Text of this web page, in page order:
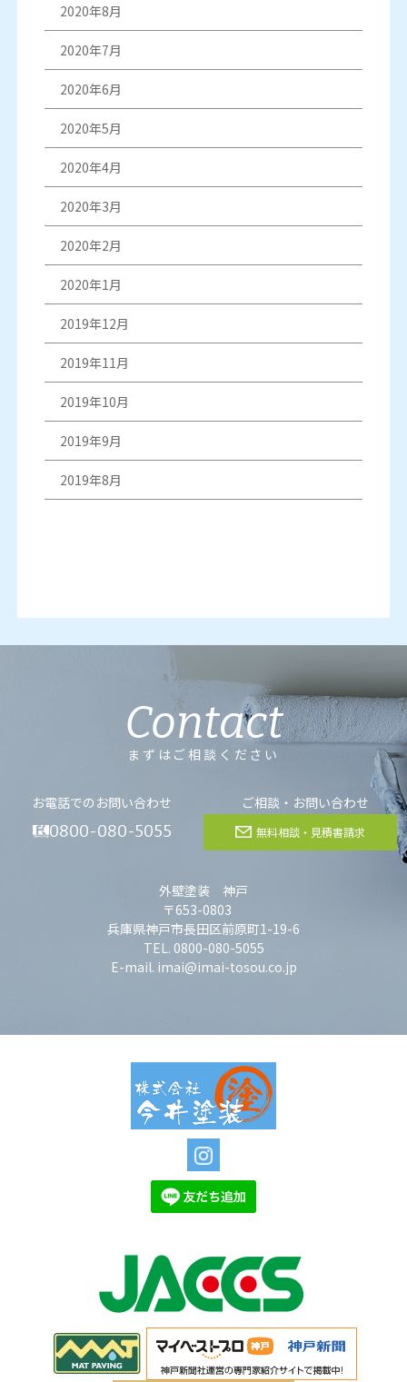
2020年8月
2020年7月
2020年6月
2020年5月
2020年4月
2020年3月
2020年2月
2020年1月
2019年12月
2019年11月
2019年10月
2019年9月
2019年8月
Contact
まずはご相談ください
お電話でのお問い合わせ
0800-080-5055
ご相談・お問い合わせ
無料相談・見積書請求
外壁塗装 神戸
〒653-0803
兵庫県神戸市長田区前原町1-19-6
TEL. 0800-080-5055
E-mail. imai@imai-tosou.co.jp